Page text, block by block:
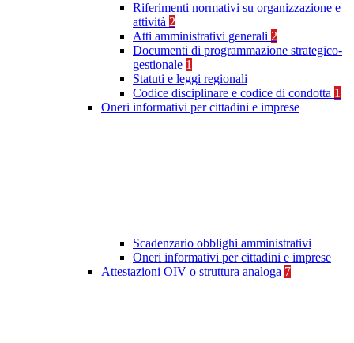
Riferimenti normativi su organizzazione e
attività 2
Atti amministrativi generali 2
Documenti di programmazione strategico-
gestionale 1
Statuti e leggi regionali
Codice disciplinare e codice di condotta 1
Oneri informativi per cittadini e imprese
Scadenzario obblighi amministrativi
Oneri informativi per cittadini e imprese
Attestazioni OIV o struttura analoga 7